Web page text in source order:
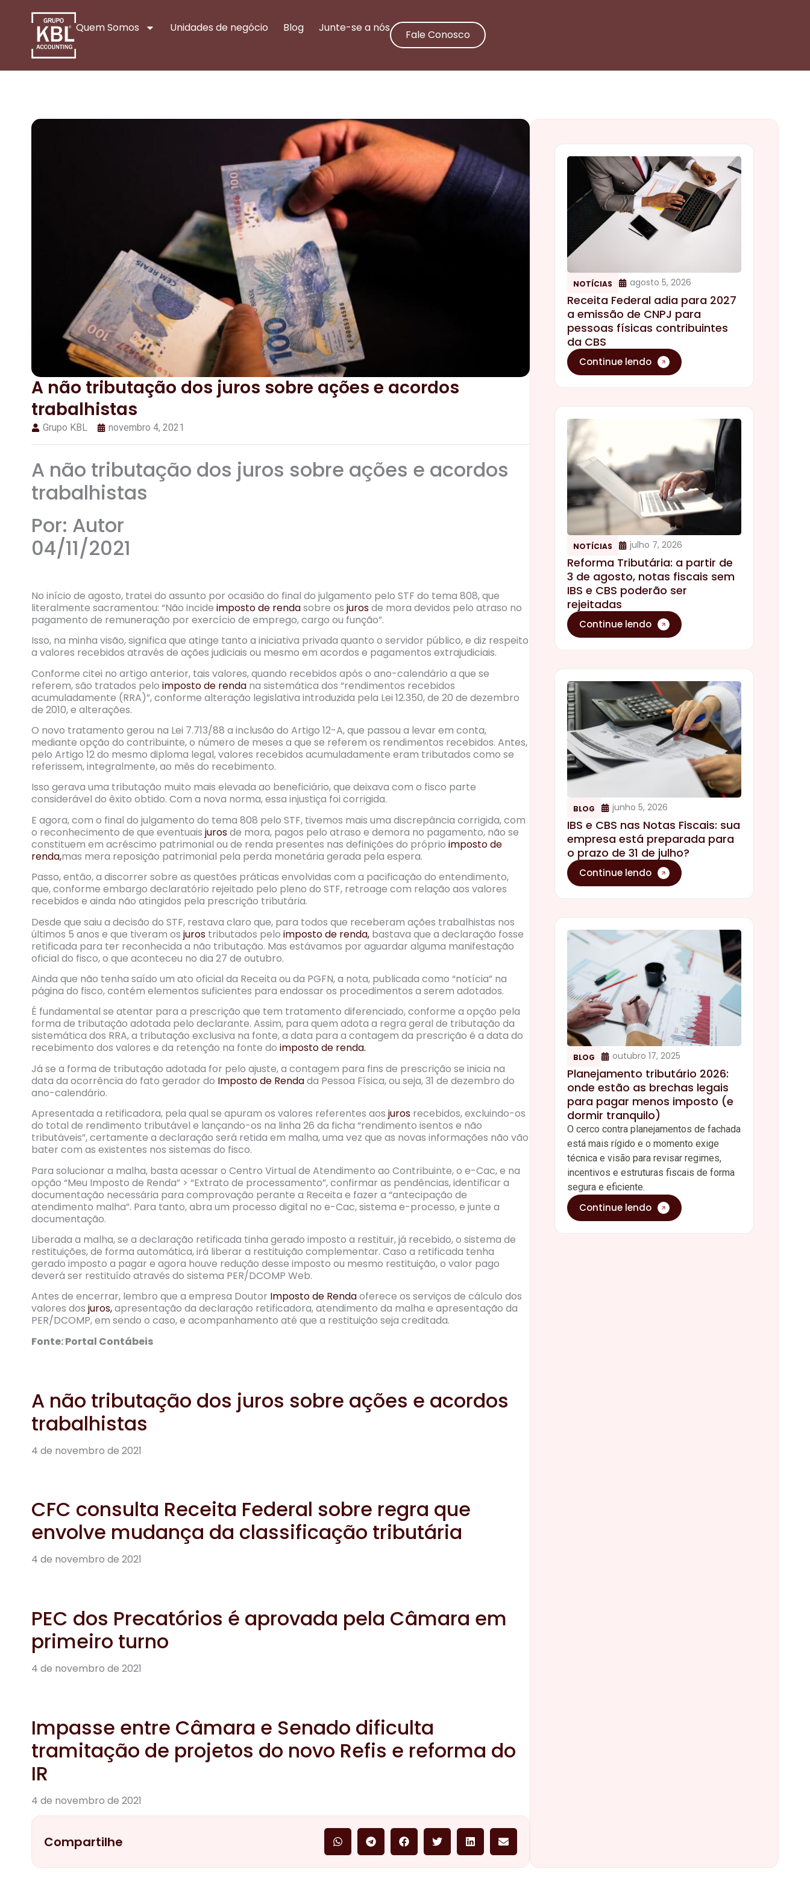
Quem Somos Unidades de negócio Blog Junte-se a nós
Fale Conosco
NOTÍCIAS agosto 5, 2026
Receita Federal adia para 2027
a emissão de CNPJ para
pessoas físicas contribuintes
da CBS
Continue lendo
NOTÍCIAS julho 7, 2026
Reforma Tributária: a partir de
3 de agosto, notas fiscais sem
IBS e CBS poderão ser
rejeitadas
Continue lendo
BLOG junho 5, 2026
IBS e CBS nas Notas Fiscais: sua
empresa está preparada para
o prazo de 31 de julho?
Continue lendo
BLOG outubro 17, 2025
Planejamento tributário 2026:
onde estão as brechas legais
para pagar menos imposto (e
dormir tranquilo)
O cerco contra planejamentos de fachada
está mais rígido e o momento exige
técnica e visão para revisar regimes,
incentivos e estruturas fiscais de forma
segura e eficiente.
Continue lendo
A não tributação dos juros sobre ações e acordos
trabalhistas
Grupo KBL novembro 4, 2021
A não tributação dos juros sobre ações e acordos
trabalhistas
Por: Autor
04/11/2021
No início de agosto, tratei do assunto por ocasião do final do julgamento pelo STF do tema 808, que
literalmente sacramentou: “Não incide imposto de rendasobre os jurosde mora devidos pelo atraso no
pagamento de remuneração por exercício de emprego, cargo ou função”.
Isso, na minha visão, significa que atinge tanto a iniciativa privada quanto o servidor público, e diz respeito
a valores recebidos através de ações judiciais ou mesmo em acordos e pagamentos extrajudiciais.
Conforme citei no artigo anterior, tais valores, quando recebidos após o ano-calendário a que se
referem, são tratados pelo imposto de renda na sistemática dos “rendimentos recebidos
acumuladamente (RRA)”, conforme alteração legislativa introduzida pela Lei 12.350, de 20 de dezembro
de 2010, e alterações.
O novo tratamento gerou na Lei 7.713/88 a inclusão do Artigo 12-A, que passou a levar em conta,
mediante opção do contribuinte, o número de meses a que se referem os rendimentos recebidos. Antes,
pelo Artigo 12 do mesmo diploma legal, valores recebidos acumuladamente eram tributados como se
referissem, integralmente, ao mês do recebimento.
Isso gerava uma tributação muito mais elevada ao beneficiário, que deixava com o fisco parte
considerável do êxito obtido. Com a nova norma, essa injustiça foi corrigida.
E agora, com o final do julgamento do tema 808 pelo STF, tivemos mais uma discrepância corrigida, com
o reconhecimento de que eventuais jurosde mora, pagos pelo atraso e demora no pagamento, não se
constituem em acréscimo patrimonial ou de renda presentes nas definições do próprio imposto de
renda,mas mera reposição patrimonial pela perda monetária gerada pela espera.
Passo, então, a discorrer sobre as questões práticas envolvidas com a pacificação do entendimento,
que, conforme embargo declaratório rejeitado pelo pleno do STF, retroage com relação aos valores
recebidos e ainda não atingidos pela prescrição tributária.
Desde que saiu a decisão do STF, restava claro que, para todos que receberam ações trabalhistas nos
últimos 5 anos e que tiveram os juros tributados pelo imposto de renda, bastava que a declaração fosse
retificada para ter reconhecida a não tributação. Mas estávamos por aguardar alguma manifestação
oficial do fisco, o que aconteceu no dia 27 de outubro.
Ainda que não tenha saído um ato oficial da Receita ou da PGFN, a nota, publicada como “notícia” na
página do fisco, contém elementos suficientes para endossar os procedimentos a serem adotados.
É fundamental se atentar para a prescrição que tem tratamento diferenciado, conforme a opção pela
forma de tributação adotada pelo declarante. Assim, para quem adota a regra geral de tributação da
sistemática dos RRA, a tributação exclusiva na fonte, a data para a contagem da prescrição é a data do
recebimento dos valores e da retenção na fonte do imposto de renda.
Já se a forma de tributação adotada for pelo ajuste, a contagem para fins de prescrição se inicia na
data da ocorrência do fato gerador do Imposto de Rendada Pessoa Física, ou seja, 31 de dezembro do
ano-calendário.
Apresentada a retificadora, pela qual se apuram os valores referentes aos juros recebidos, excluindo-os
do total de rendimento tributável e lançando-os na linha 26 da ficha “rendimento isentos e não
tributáveis”, certamente a declaração será retida em malha, uma vez que as novas informações não vão
bater com as existentes nos sistemas do fisco.
Para solucionar a malha, basta acessar o Centro Virtual de Atendimento ao Contribuinte, o e-Cac, e na
opção “Meu Imposto de Renda” > “Extrato de processamento”, confirmar as pendências, identificar a
documentação necessária para comprovação perante a Receita e fazer a “antecipação de
atendimento malha”. Para tanto, abra um processo digital no e-Cac, sistema e-processo, e junte a
documentação.
Liberada a malha, se a declaração retificada tinha gerado imposto a restituir, já recebido, o sistema de
restituições, de forma automática, irá liberar a restituição complementar. Caso a retificada tenha
gerado imposto a pagar e agora houve redução desse imposto ou mesmo restituição, o valor pago
deverá ser restituído através do sistema PER/DCOMP Web.
Antes de encerrar, lembro que a empresa Doutor Imposto de Rendaoferece os serviços de cálculo dos
valores dos juros,apresentação da declaração retificadora, atendimento da malha e apresentação da
PER/DCOMP, em sendo o caso, e acompanhamento até que a restituição seja creditada.
Fonte: Portal Contábeis
A não tributação dos juros sobre ações e acordos
trabalhistas
4 de novembro de 2021
CFC consulta Receita Federal sobre regra que
envolve mudança da classificação tributária
4 de novembro de 2021
PEC dos Precatórios é aprovada pela Câmara em
primeiro turno
4 de novembro de 2021
Impasse entre Câmara e Senado dificulta
tramitação de projetos do novo Refis e reforma do
IR
4 de novembro de 2021
Compartilhe